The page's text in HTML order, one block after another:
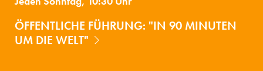
ÖFFENTLICHE FÜHRUNG: "IN 90 MINUTEN
UM DIE WELT"